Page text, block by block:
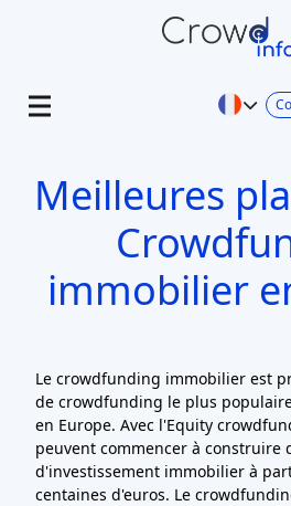
Meilleures
immobilier
Le crowdfunding immobilier est
de crowdfunding le plus
en Europe. Avec l'Equity
peuvent commencer à construire
d'investissement immobilier à
centaines d'euros. Le